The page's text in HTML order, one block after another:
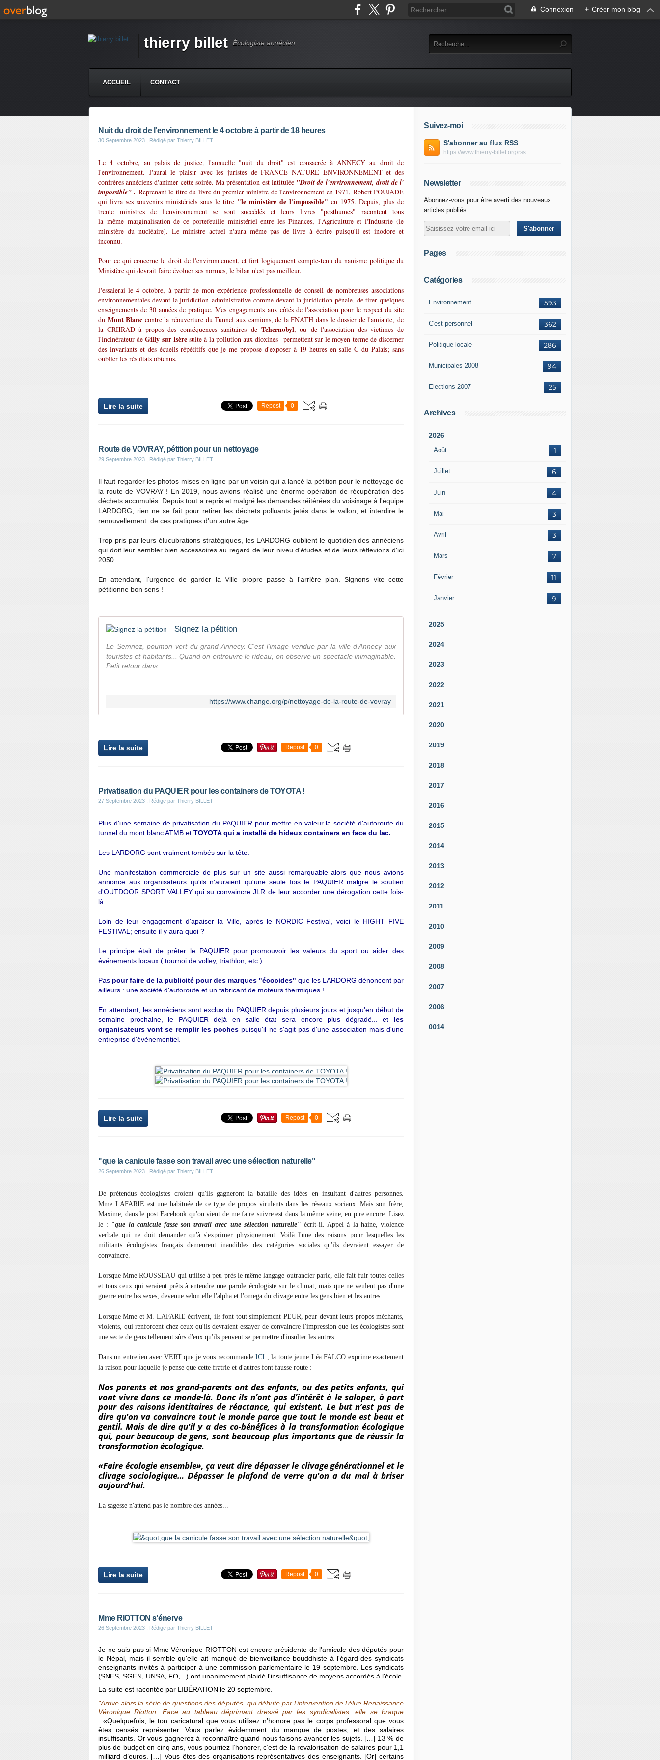
Connexion + Créer mon blog
thierry billet Écologiste annécien
ACCUEIL CONTACT
Nuit du droit de l'environnement le 4 octobre à partir de 18 heures
30 Septembre 2023 , Rédigé par Thierry BILLET
Le 4 octobre, au palais de justice, l'annuelle "nuit du droit" est consacrée à ANNECY au droit de
l'environnement. J'aurai le plaisir avec les juristes de FRANCE NATURE ENVIRONNEMENT et des
confrères annéciens d'animer cette soirée. Ma présentation est intitulée"Droit de l'environnement, droit de l'
impossible" . Reprenant le titre du livre du premier ministre de l'environnement en 1971, Robert POUJADE
qui livra ses souvenirs ministériels sous le titre "le ministère de l'impossible" en 1975. Depuis, plus de
trente ministres de l'environnement se sont succédés et leurs livres "posthumes" racontent tous
la même marginalisation de ce portefeuille ministériel entre les Finances, l'Agriculture et l'Industrie (le
ministère du nucléaire). Le ministre actuel n'aura même pas de livre à écrire puisqu'il est inodore et
inconnu.
Pour ce qui concerne le droit de l'environnement, et fort logiquement compte-tenu du nanisme politique du
Ministère qui devrait faire évoluer ses normes, le bilan n'est pas meilleur.
J'essaierai le 4 octobre, à partir de mon expérience professionnelle de conseil de nombreuses associations
environnementales devant la juridiction administrative comme devant la juridiction pénale, de tirer quelques
enseignements de 30 années de pratique. Mes engagements aux côtés de l'association pour le respect du site
du Mont Blanc contre la réouverture du Tunnel aux camions, de la FNATH dans le dossier de l'amiante, de
la CRIIRAD à propos des conséquences sanitaires de Tchernobyl, ou de l'association des victimes de
l'incinérateur deGilly sur Isèresuite à la pollution aux dioxines permettent sur le moyen terme de discerner
des invariants et des écueils répétitifs que je me propose d'exposer à 19 heures en salle C du Palais; sans
oublier les résultats obtenus.
Lire la suite Repost 0
Route de VOVRAY, pétition pour un nettoyage
29 Septembre 2023 , Rédigé par Thierry BILLET
Il faut regarder les photos mises en ligne par un voisin qui a lancé la pétition pour le nettoyage de
la route de VOVRAY ! En 2019, nous avions réalisé une énorme opération de récupération des
déchets accumulés. Depuis tout a repris et malgré les demandes réitérées du voisinage à l'équipe
LARDORG, rien ne se fait pour retirer les déchets polluants jetés dans le vallon, et interdire le
renouvellement de ces pratiques d'un autre âge.
Trop pris par leurs élucubrations stratégiques, les LARDORG oublient le quotidien des annéciens
qui doit leur sembler bien accessoires au regard de leur niveu d'études et de leurs réflexions d'ici
2050.
En attendant, l'urgence de garder la Ville propre passe à l'arrière plan. Signons vite cette
pétitionne bon sens !
Signez la pétition
Le Semnoz, poumon vert du grand Annecy. C'est l'image vendue par la ville d'Annecy aux
touristes et habitants... Quand on entrouvre le rideau, on observe un spectacle inimaginable.
Petit retour dans
https://www.change.org/p/nettoyage-de-la-route-de-vovray
Lire la suite Repost 0
Privatisation du PAQUIER pour les containers de TOYOTA !
27 Septembre 2023 , Rédigé par Thierry BILLET
Plus d'une semaine de privatisation du PAQUIER pour mettre en valeur la société d'autoroute du
tunnel du mont blanc ATMB et TOYOTA qui a installé de hideux containers en face du lac.
Les LARDORG sont vraiment tombés sur la tête.
Une manifestation commerciale de plus sur un site aussi remarquable alors que nous avions
annoncé aux organisateurs qu'ils n'auraient qu'une seule fois le PAQUIER malgré le soutien
d'OUTDOOR SPORT VALLEY qui su convaincre JLR de leur accorder une dérogation cette fois-
là.
Loin de leur engagement d'apaiser la Ville, après le NORDIC Festival, voici le HIGHT FIVE
FESTIVAL; ensuite il y aura quoi ?
Le principe était de prêter le PAQUIER pour promouvoir les valeurs du sport ou aider des
événements locaux ( tournoi de volley, triathlon, etc.).
Pas pour faire de la publicité pour des marques "écocides" que les LARDORG dénoncent par
ailleurs : une société d'autoroute et un fabricant de moteurs thermiques !
En attendant, les annéciens sont exclus du PAQUIER depuis plusieurs jours et jusqu'en début de
semaine prochaine, le PAQUIER déjà en salle état sera encore plus dégradé... et les
organisateurs vont se remplir les poches puisqu'il ne s'agit pas d'une association mais d'une
entreprise d'évènementiel.
Lire la suite Repost 0
"que la canicule fasse son travail avec une sélection naturelle"
26 Septembre 2023 , Rédigé par Thierry BILLET
De prétendus écologistes croient qu'ils gagneront la bataille des idées en insultant d'autres personnes.
Mme LAFARIE est une habituée de ce type de propos virulents dans les réseaux sociaux. Mais son frère,
Maxime, dans le post Facebook qu'on vient de me faire suivre est dans la même veine, en pire encore. Lisez
le : "que la canicule fasse son travail avec une sélection naturelle"écrit-il. Appel à la haine, violence
verbale qui ne doit demander qu'à s'exprimer physiquement. Voilà l'une des raisons pour lesquelles les
militants écologistes français demeurent inaudibles des catégories sociales qu'ils devraient essayer de
convaincre.
Lorsque Mme ROUSSEAU qui utilise à peu près le même langage outrancier parle, elle fait fuir toutes celles
et tous ceux qui seraient prêts à entendre une parole écologiste sur le climat; mais que ne veulent pas d'une
guerre entre les sexes, devenue selon elle l'alpha et l'omega du clivage entre les gens bien et les autres.
Lorsque Mme et M. LAFARIE écrivent, ils font tout simplement PEUR, peur devant leurs propos méchants,
violents, qui renforcent chez ceux qu'ils devraient essayer de convaincre l'impression que les écologistes sont
une secte de gens tellement sûrs d'eux qu'ils peuvent se permettre d'insulter les autres.
Dans un entretien avec VERT que je vous recommandeICI , la toute jeune Léa FALCO exprime exactement
la raison pour laquelle je pense que cette fratrie et d'autres font fausse route :
Nos parents et nos grand-parents ont des enfants, ou des petits enfants, qui
vont vivre dans ce monde-là. Donc ils n’ont pas d’intérêt à le saloper, à part
pour des raisons identitaires de réactance, qui existent. Le but n’est pas de
dire qu’on va convaincre tout le monde parce que tout le monde est beau et
gentil. Mais de dire qu’il y a des co-bénéfices à la transformation écologique
qui, pour beaucoup de gens, sont beaucoup plus importants que de réussir la
transformation écologique.
«Faire écologie ensemble», ça veut dire dépasser le clivage générationnel et le
clivage sociologique… Dépasser le plafond de verre qu’on a du mal à briser
aujourd’hui.
La sagesse n'attend pas le nombre des années...
Lire la suite Repost 0
Mme RIOTTON s'énerve
26 Septembre 2023 , Rédigé par Thierry BILLET
Je ne sais pas si Mme Véronique RIOTTON est encore présidente de l'amicale des députés pour
le Népal, mais il semble qu'elle ait manqué de bienveillance bouddhiste à l'égard des syndicats
enseignants invités à participer à une commission parlementaire le 19 septembre. Les syndicats
(SNES, SGEN, UNSA, FO,...) ont unanimement plaidé l'insuffisance de moyens accordés à l'école.
La suite est racontée par LIBÉRATION le 20 septembre.
"Arrive alors la série de questions des députés, qui débute par l’intervention de l’élue Renaissance
Véronique Riotton. Face au tableau déprimant dressé par les syndicalistes, elle se braque
:«Quelquefois, le ton caricatural que vous utilisez n’honore pas le corps professoral que vous
êtes censés représenter. Vous parlez évidemment du manque de postes, et des salaires
insuffisants. Or vous gagnerez à reconnaître quand nous faisons avancer les sujets. […] 13 % de
plus de budget en cinq ans, vous pourriez l’honorer, c’est de la revalorisation de salaires pour 1,1
milliard d’euros. […] Vous êtes des organisations représentatives des enseignants. [Or] certains
Suivez-moi
S'abonner au flux RSS
https://www.thierry-billet.org/rss
Newsletter
Abonnez-vous pour être averti des nouveaux
articles publiés.
Pages
Catégories
593
Environnement
362
C'est personnel
286
Politique locale
94
Municipales 2008
25
Elections 2007
Archives
2026
Août 1
Juillet 6
Juin 4
Mai 3
Avril 3
Mars 7
Février 11
Janvier 9
2025
2024
2023
2022
2021
2020
2019
2018
2017
2016
2015
2014
2013
2012
2011
2010
2009
2008
2007
2006
0014